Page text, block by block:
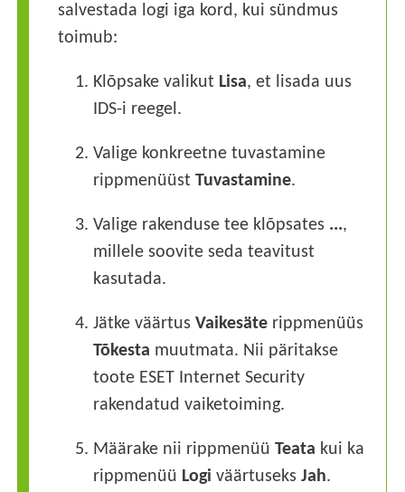
salvestada logi iga kord, kui sündmus
toimub:
1. Klõpsake valikut Lisa, et lisada uus
IDS-i reegel.
2. Valige konkreetne tuvastamine
rippmenüüstTuvastamine.
3. Valige rakenduse tee klõpsates ...,
millele soovite seda teavitust
kasutada.
4. Jätke väärtusVaikesäte rippmenüüs
Tõkesta muutmata. Nii päritakse
toote ESET Internet Security
rakendatud vaiketoiming.
5. Määrake nii rippmenüüTeata kui ka
rippmenüü Logi väärtuseksJah.